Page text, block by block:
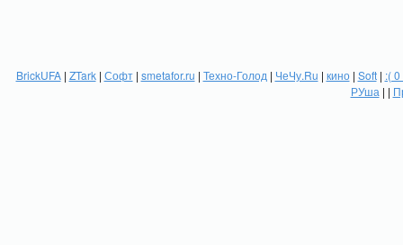
BrickUFA| ZTark| Софт| smetafor.ru | Техно-Голод | ЧеЧу.Ru | кино| Soft| :(
РУша | |